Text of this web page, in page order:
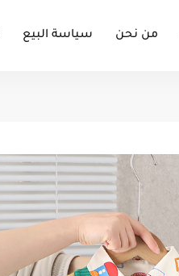
من نحن سياسة البيع